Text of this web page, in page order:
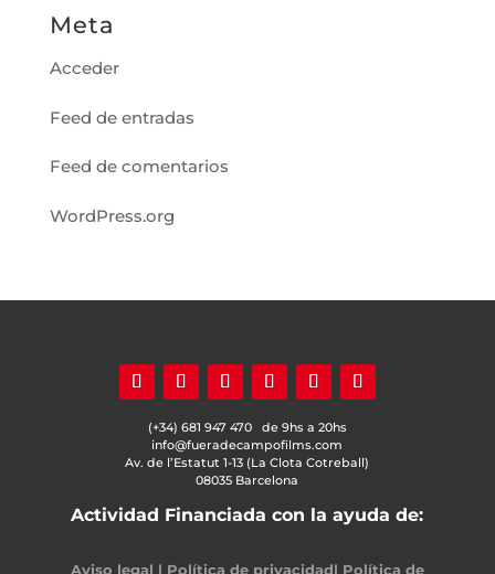
Meta
Acceder
Feed de entradas
Feed de comentarios
WordPress.org
(+34) 681 947 470 de 9hs a 20hs
info@fueradecampofilms.com
Av. de l’Estatut 1-13 (La Clota Cotreball)
08035 Barcelona
Actividad Financiada con la ayuda de:
Aviso legal | Política de privacidad| Política de